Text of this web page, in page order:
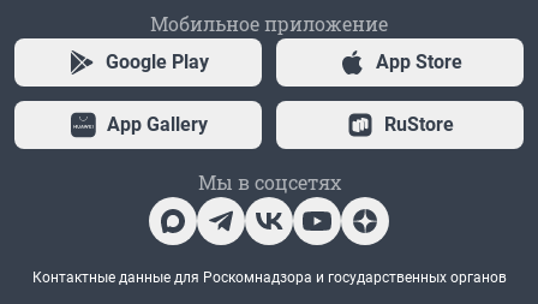
Мобильное приложение
Google Play App Store
App Gallery RuStore
Мы в соцсетях
Контактные данные для Роскомнадзора и государственных органов